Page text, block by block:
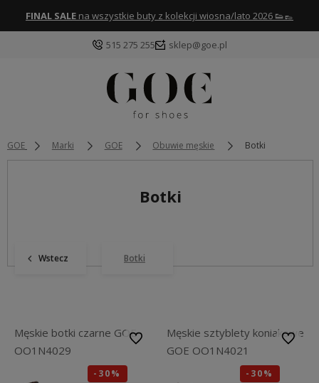
FINAL SALE na wszystkie buty z kolekcji wiosna/lato 2026 👟👞
515 275 255 sklep@goe.pl
GOE Marki GOE Obuwie męskie Botki
Botki
Wstecz Botki
Męskie botki czarne GOE
OO1N4029
-30%
Do ulubionychMęskie sztyblety koniakowe
GOE OO1N4021
-30%
Do